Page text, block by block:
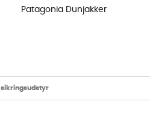
Patagonia Dunjakker
sikringsudstyr